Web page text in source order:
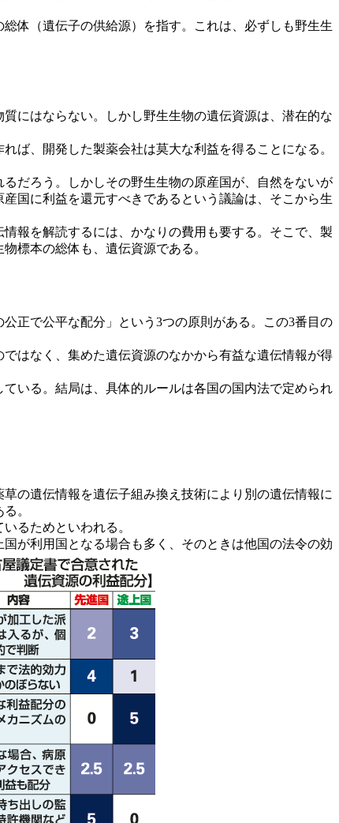
体（遺伝子の供給源）を指す。これは、必ずしも野生生
にはならない。しかし野生生物の遺伝資源は、潜在的な
ば、開発した製薬会社は莫大な利益を得ることになる。
だろう。しかしその野生生物の原産国が、自然をないが
国に利益を還元すべきであるという議論は、そこから生
報を解読するには、かなりの費用も要する。そこで、製
標本の総体も、遺伝資源である。
正で公平な配分」という3つの原則がある。この3番目の
はなく、集めた遺伝資源のなかから有益な遺伝情報が得
いる。結局は、具体的ルールは各国の国内法で定められ
の遺伝情報を遺伝子組み換え技術により別の遺伝情報に
。
るためといわれる。
が利用国となる場合も多く、そのときは他国の法令の効